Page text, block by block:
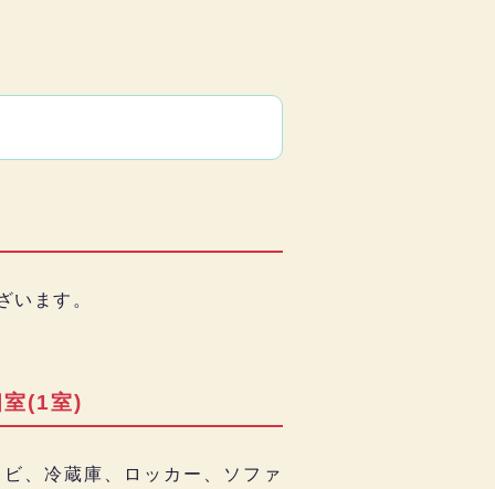
います。
室(1室)
ビ、冷蔵庫、ロッカー、ソファ